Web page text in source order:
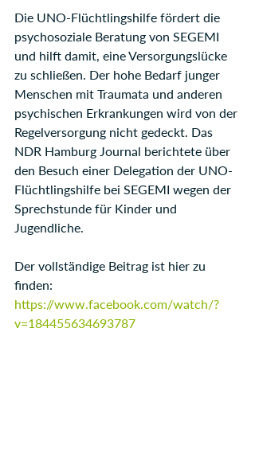
Die UNO-Flüchtlingshilfe fördert die
psychosoziale Beratung ⁦‪von SEGEMI
und hilft damit, eine Versorgungslücke
zu schließen. Der hohe Bedarf junger
Menschen mit Traumata und anderen
psychischen Erkrankungen wird von der
Regelversorgung nicht gedeckt. Das
NDR Hamburg Journal berichtete über
den Besuch einer Delegation der UNO-
Flüchtlingshilfe bei SEGEMI wegen der
Sprechstunde für Kinder und
Jugendliche.
Der vollständige Beitrag ist hier zu
finden:
https://www.facebook.com/watch/?
v=184455634693787